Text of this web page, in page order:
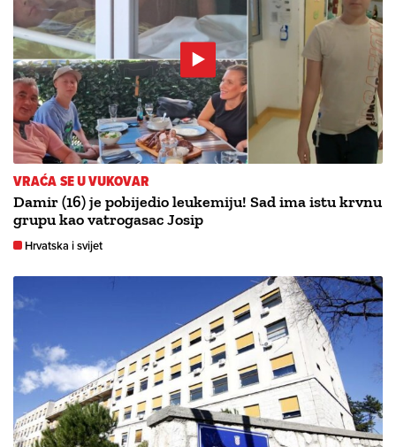
VRAĆA SE U VUKOVAR
Damir (16) je pobijedio leukemiju! Sad ima istu krvnu
grupu kao vatrogasac Josip
Hrvatska i svijet